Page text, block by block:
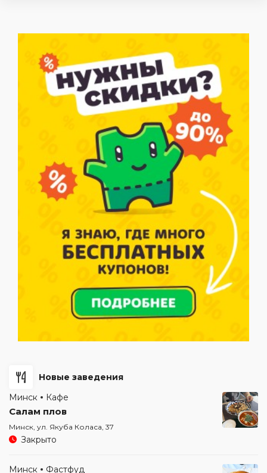
Новые заведения
Минск
Кафе
Салам плов
Минск, ул. Якуба Коласа, 37
Закрыто
Минск Фастфуд